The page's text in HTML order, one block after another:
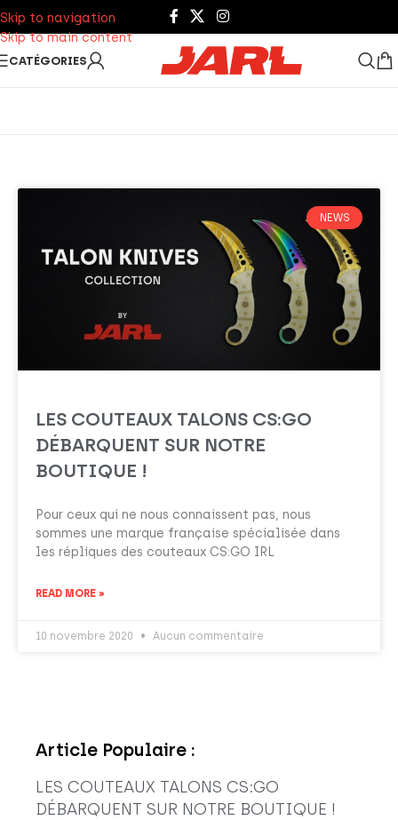
Skip to navigation
Skip to main content
CATÉGORIES
NEWS
LES COUTEAUX TALONS CS:GO
DÉBARQUENT SUR NOTRE
BOUTIQUE !
Pour ceux qui ne nous connaissent pas, nous
sommes une marque française spécialisée dans
les répliques des couteaux CS:GO IRL
READ MORE »
10 novembre 2020 Aucun commentaire
Article Populaire :
LES COUTEAUX TALONS CS:GO
DÉBARQUENT SUR NOTRE BOUTIQUE !